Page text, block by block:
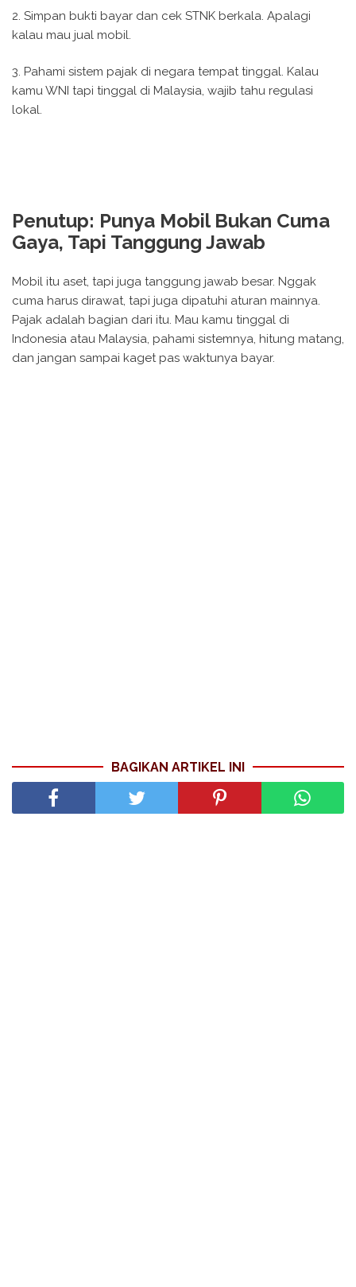
2. Simpan bukti bayar dan cek STNK berkala. Apalagi
kalau mau jual mobil.
3. Pahami sistem pajak di negara tempat tinggal. Kalau
kamu WNI tapi tinggal di Malaysia, wajib tahu regulasi
lokal.
Penutup: Punya Mobil Bukan Cuma
Gaya, Tapi Tanggung Jawab
Mobil itu aset, tapi juga tanggung jawab besar. Nggak
cuma harus dirawat, tapi juga dipatuhi aturan mainnya.
Pajak adalah bagian dari itu. Mau kamu tinggal di
Indonesia atau Malaysia, pahami sistemnya, hitung matang,
dan jangan sampai kaget pas waktunya bayar.
BAGIKAN ARTIKEL INI